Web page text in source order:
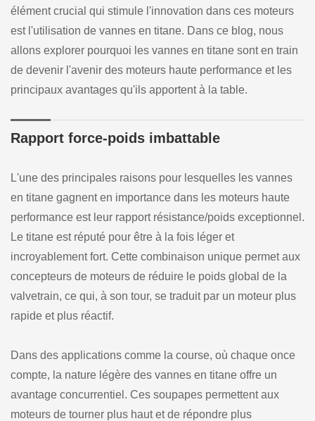
élément crucial qui stimule l'innovation dans ces moteurs
est l'utilisation de vannes en titane. Dans ce blog, nous
allons explorer pourquoi les vannes en titane sont en train
de devenir l'avenir des moteurs haute performance et les
principaux avantages qu'ils apportent à la table.
Rapport force-poids imbattable
L'une des principales raisons pour lesquelles les vannes
en titane gagnent en importance dans les moteurs haute
performance est leur rapport résistance/poids exceptionnel.
Le titane est réputé pour être à la fois léger et
incroyablement fort. Cette combinaison unique permet aux
concepteurs de moteurs de réduire le poids global de la
valvetrain, ce qui, à son tour, se traduit par un moteur plus
rapide et plus réactif.
Dans des applications comme la course, où chaque once
compte, la nature légère des vannes en titane offre un
avantage concurrentiel. Ces soupapes permettent aux
moteurs de tourner plus haut et de répondre plus